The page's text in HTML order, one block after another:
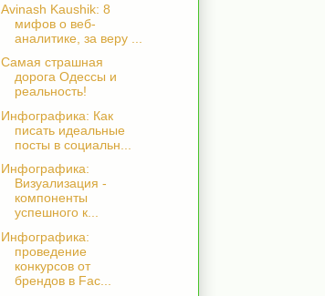
Avinash Kaushik: 8
мифов о веб-
аналитике, за веру ...
Самая страшная
дорога Одессы и
реальность!
Инфографика: Как
писать идеальные
посты в социальн...
Инфографика:
Визуализация -
компоненты
успешного к...
Инфографика:
проведение
конкурсов от
брендов в Fac...